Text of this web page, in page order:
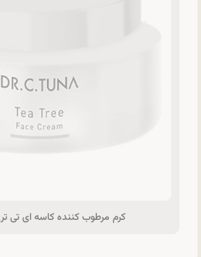
کرم مرطوب کننده کاسه ای تی